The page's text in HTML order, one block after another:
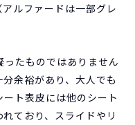
ルファードは一部グレ
たものではありません
余裕があり、大人でも
ト表皮には他のシート
ており、スライドやリ